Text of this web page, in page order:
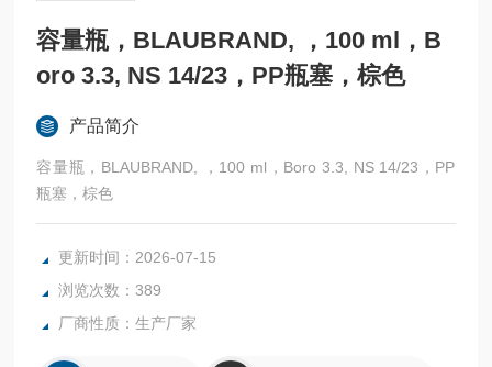
容量瓶，BLAUBRAND, ，100 ml，B
oro 3.3, NS 14/23，PP瓶塞，棕色
产品简介
容量瓶，BLAUBRAND, ，100 ml，Boro 3.3, NS 14/23，PP
瓶塞，棕色
更新时间：2026-07-15
浏览次数：389
厂商性质：生产厂家